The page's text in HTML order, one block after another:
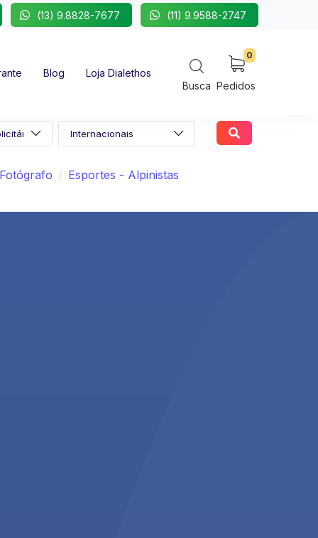
(13) 9.8828-7677 (11) 9.9588-2747
Blog
Loja Dialethos
Busca
0
Pedidos
Fotógrafo Esportes - Alpinistas